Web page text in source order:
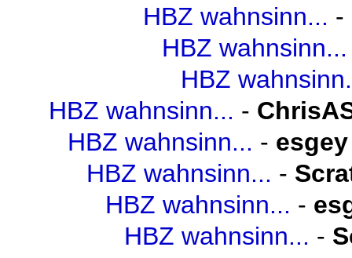
HBZ wahnsinn... -
HBZ wahnsinn...
HBZ
HBZ wahnsinn... -
HBZ wahnsinn... - esgey
HBZ wahnsinn... -
HBZ wahnsinn... -
HBZ wahnsinn... -